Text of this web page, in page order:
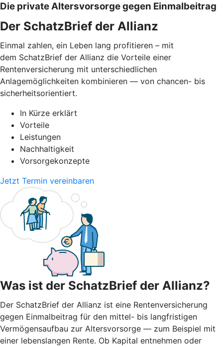
Die private Altersvorsorge gegen Einmalbeitrag
Der SchatzBrief der Allianz
Einmal zahlen, ein Leben lang profitieren – mit
dem SchatzBrief der Allianz die Vorteile einer
Rentenversicherung mit unterschiedlichen
Anlagemöglichkeiten kombinieren — von chancen- bis
sicherheitsorientiert.
In Kürze erklärt
Vorteile
Leistungen
Nachhaltigkeit
Vorsorgekonzepte
Jetzt Termin vereinbaren
Was ist der SchatzBrief der Allianz?
Der SchatzBrief der Allianz ist eine Rentenversicherung
gegen Einmalbeitrag für den mittel- bis langfristigen
Vermögensaufbau zur Altersvorsorge — zum Beispiel mit
einer lebenslangen Rente. Ob Kapital entnehmen oder